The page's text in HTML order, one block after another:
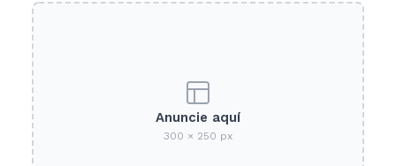
Anuncie aquí
300 × 250 px